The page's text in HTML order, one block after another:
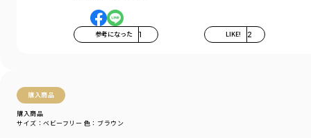
参考になった 1 LIKE! 2
購入商品
購入商品
サイズ：ベビーフリー 色：ブラウン